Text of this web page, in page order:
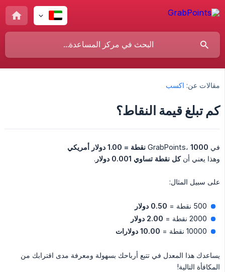
مقالات عن: اكسب
كم تبلغ قيمة النقاط؟
في GrabPoints، 1000 نقطة = 1.00 دولار أمريكي
وهذا يعني أنكل نقطة تساوي 0.001 دولار .
على سبيل المثال:
500 نقطة =
0.50 دولار
2000 نقطة =
2.00 دولار
10000 نقطة =
10.00 دولارات
يساعدك هذا المعدل في تتبع أرباحك بسهولة ومعرفة مدى اقترابك من
المكافأة التالية!